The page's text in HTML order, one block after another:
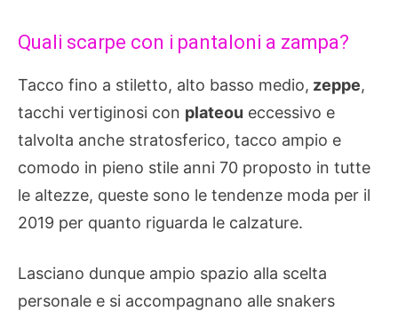
Quali scarpe con i pantaloni a zampa?
Tacco fino a stiletto, alto basso medio, zeppe,
tacchi vertiginosi con plateou eccessivo e
talvolta anche stratosferico, tacco ampio e
comodo in pieno stile anni 70 proposto in tutte
le altezze, queste sono le tendenze moda per il
2019 per quanto riguarda le calzature.
Lasciano dunque ampio spazio alla scelta
personale e si accompagnano alle snakers